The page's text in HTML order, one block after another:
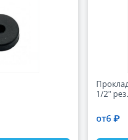
1/2" рез.
от6 ₽